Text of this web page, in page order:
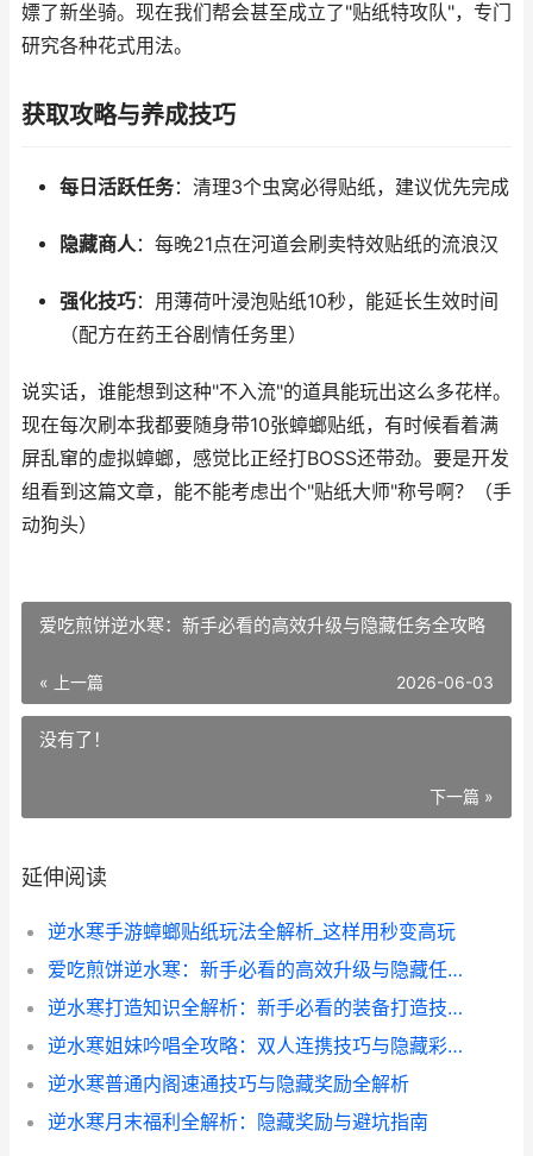
嫖了新坐骑。现在我们帮会甚至成立了"贴纸特攻队"，专门
研究各种花式用法。
获取攻略与养成技巧
每日活跃任务：清理3个虫窝必得贴纸，建议优先完成
隐藏商人：每晚21点在河道会刷卖特效贴纸的流浪汉
强化技巧：用薄荷叶浸泡贴纸10秒，能延长生效时间
（配方在药王谷剧情任务里）
说实话，谁能想到这种"不入流"的道具能玩出这么多花样。
现在每次刷本我都要随身带10张蟑螂贴纸，有时候看着满
屏乱窜的虚拟蟑螂，感觉比正经打BOSS还带劲。要是开发
组看到这篇文章，能不能考虑出个"贴纸大师"称号啊？（手
动狗头）
爱吃煎饼逆水寒：新手必看的高效升级与隐藏任务全攻略
« 上一篇 2026-06-03
没有了！
下一篇 »
延伸阅读
逆水寒手游蟑螂贴纸玩法全解析_这样用秒变高玩
爱吃煎饼逆水寒：新手必看的高效升级与隐藏任务全攻略
逆水寒打造知识全解析：新手必看的装备打造技巧
逆水寒姐妹吟唱全攻略：双人连携技巧与隐藏彩蛋大揭秘
逆水寒普通内阁速通技巧与隐藏奖励全解析
逆水寒月末福利全解析：隐藏奖励与避坑指南